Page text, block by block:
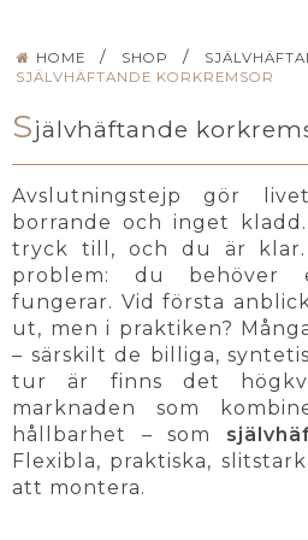
HOME / SHOP /
SJÄLVHÄFTANDE KORKREMSOR
Självhäftande
Avslutningstejp gör
borrande och inget
tryck till, och du är
problem: du behöver
fungerar. Vid första
ut, men i praktiken?
– särskilt de billiga,
tur är finns det
marknaden som
hållbarhet – som
Flexibla, praktiska,
att montera.